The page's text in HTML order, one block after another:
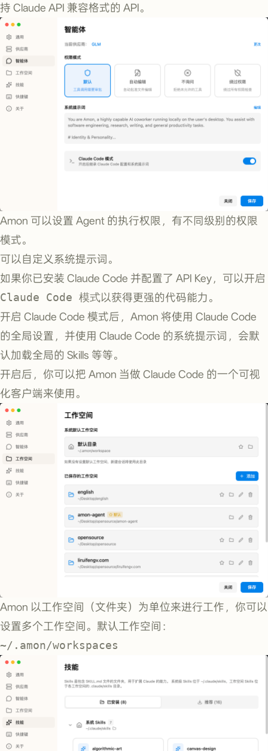
持 Claude API 兼容格式的 API。
Amon 可以设置 Agent 的执行权限，有不同级别的权限
模式。
可以自定义系统提示词。
如果你已安装 Claude Code 并配置了 API Key，可以开启
Claude Code 模式以获得更强的代码能力。
开启 Claude Code 模式后，Amon 将使用 Claude Code
的全局设置，并使用 Claude Code 的系统提示词，会默
认加载全局的 Skills 等等。
开启后，你可以把 Amon 当做 Claude Code 的一个可视
化客户端来使用。
Amon 以工作空间（文件夹）为单位来进行工作，你可以
设置多个工作空间。默认工作空间：
~/.amon/workspaces